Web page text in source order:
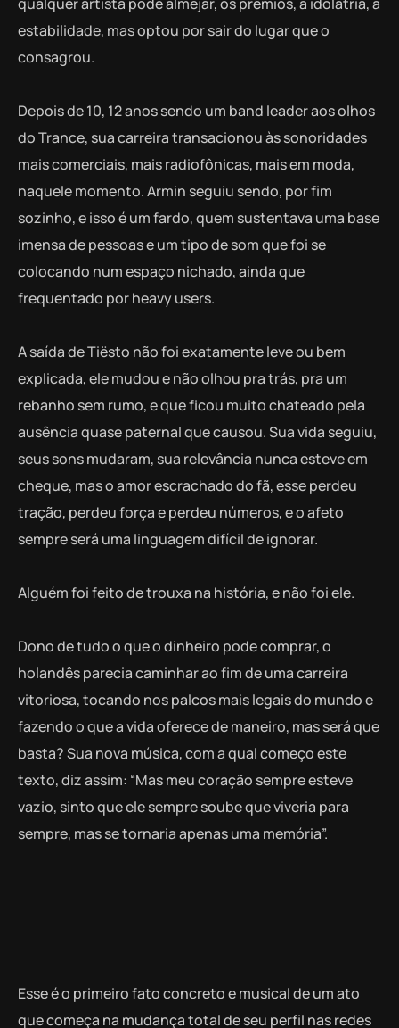
estabilidade, mas optou por sair do lugar que o
consagrou.
Depois de 10, 12 anos sendo um band leader aos olhos
do Trance, sua carreira transacionou às sonoridades
mais comerciais, mais radiofônicas, mais em moda,
naquele momento. Armin seguiu sendo, por fim
sozinho, e isso é um fardo, quem sustentava uma base
imensa de pessoas e um tipo de som que foi se
colocando num espaço nichado, ainda que
frequentado por heavy users.
A saída de Tiësto não foi exatamente leve ou bem
explicada, ele mudou e não olhou pra trás, pra um
rebanho sem rumo, e que ficou muito chateado pela
ausência quase paternal que causou. Sua vida seguiu,
seus sons mudaram, sua relevância nunca esteve em
cheque, mas o amor escrachado do fã, esse perdeu
tração, perdeu força e perdeu números, e o afeto
sempre será uma linguagem difícil de ignorar.
Alguém foi feito de trouxa na história, e não foi ele.
Dono de tudo o que o dinheiro pode comprar, o
holandês parecia caminhar ao fim de uma carreira
vitoriosa, tocando nos palcos mais legais do mundo e
fazendo o que a vida oferece de maneiro, mas será que
basta? Sua nova música, com a qual começo este
texto, diz assim: “Mas meu coração sempre esteve
vazio, sinto que ele sempre soube que viveria para
sempre, mas se tornaria apenas uma memória”.
Esse é o primeiro fato concreto e musical de um ato
que começa na mudança total de seu perfil nas redes